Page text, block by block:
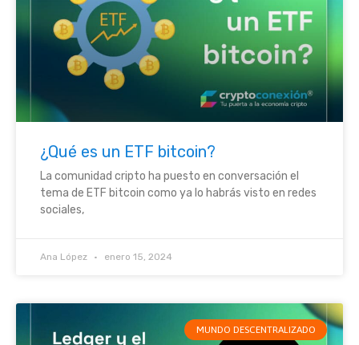
¿Qué es un ETF bitcoin?
La comunidad cripto ha puesto en conversación el
tema de ETF bitcoin como ya lo habrás visto en redes
sociales,
Ana López enero 15, 2024
MUNDO DESCENTRALIZADO